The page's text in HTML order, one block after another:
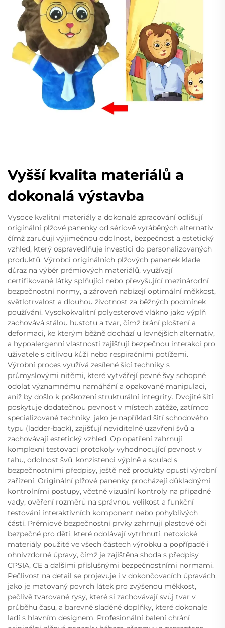
Vyšší kvalita materiálů a
dokonalá výstavba
Vysoce kvalitní materiály a dokonalé zpracování odlišují
originální plžové panenky od sériově vyráběných alternativ,
čímž zaručují výjimečnou odolnost, bezpečnost a estetický
vzhled, který ospravedlňuje investici do personalizovaných
produktů. Výrobci originálních plžových panenek klade
důraz na výběr prémiových materiálů, využívají
certifikované látky splňující nebo převyšující mezinárodní
bezpečnostní normy, a zároveň nabízejí optimální měkkost,
světlotrvalost a dlouhou životnost za běžných podmínek
používání. Vysokokvalitní polyesterové vlákno jako výplň
zachovává stálou hustotu a tvar, čímž brání ploštení a
deformaci, ke kterým běžně dochází u levnějších alternativ,
a hypoalergenní vlastnosti zajišťují bezpečnou interakci pro
uživatele s citlivou kůží nebo respiračními potížemi.
Výrobní proces využívá zesílené šicí techniky s
průmyslovými nitěmi, které vytvářejí pevné švy schopné
odolat významnému namáhání a opakované manipulaci,
aniž by došlo k poškození strukturální integrity. Dvojité šití
poskytuje dodatečnou pevnost v místech zátěže, zatímco
specializované techniky, jako je například šití schodového
typu (ladder-back), zajišťují neviditelné uzavření švů a
zachovávají estetický vzhled. Op opatření zahrnují
komplexní testovací protokoly vyhodnocující pevnost v
tahu, odolnost švů, konzistenci výplně a soulad s
bezpečnostními předpisy, ještě než produkty opustí výrobní
zařízení. Originální plžové panenky procházejí důkladnými
kontrolními postupy, včetně vizuální kontroly na případné
vady, ověření rozměrů na správnou velikost a funkční
testování interaktivních komponent nebo pohyblivých
částí. Prémiové bezpečnostní prvky zahrnují plastové oči
bezpečné pro děti, které odolávají vytrhnutí, netoxické
materiály použité ve všech částech výrobku a popřípadě i
ohnivzdorné úpravy, čímž je zajištěna shoda s předpisy
CPSIA, CE a dalšími příslušnými bezpečnostními normami.
Pečlivost na detail se projevuje i v dokončovacích úpravách,
jako je matovaný povrch látek pro zvýšenou měkkost,
pečlivě tvarované rysy, které si zachovávají svůj tvar v
průběhu času, a barevně sladěné doplňky, které dokonale
ladí s hlavním designem. Profesionální balení chrání